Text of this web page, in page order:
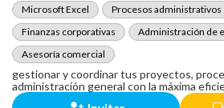
Microsoft Excel
Procesos administrativos
Finanzas corporativas
Administración de
Asesoría comercial
gestionar y coordinar tus proyectos,
administración general con la máxima